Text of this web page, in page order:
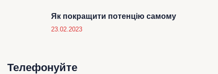
Як покращити потенцію самому
23.02.2023
Телефонуйте